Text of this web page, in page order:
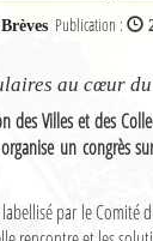
Brèves Publication :
au cœur
des Villes et des
un congrès
par le